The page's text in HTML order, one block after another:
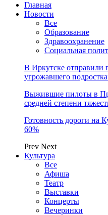
Главная
Новости
Все
Образование
Здравоохранение
Социальная
В Иркутске отправили
угрожавшего
Выжившие пилоты в
средней степени
Готовность дороги на
60%
Prev Next
Культура
Все
Афиша
Театр
Выставки
Концерты
Вечеринки